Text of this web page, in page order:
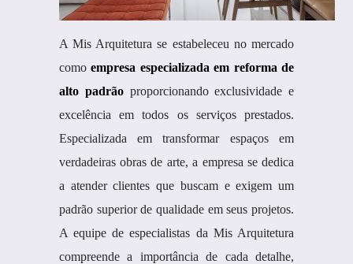
A Mis Arquitetura se estabeleceu no mercado
comoempresa especializada em reforma de
alto padrãoproporcionando exclusividade e
excelência em todos os serviços prestados.
Especializada em transformar espaços em
verdadeiras obras de arte, a empresa se dedica
a atender clientes que buscam e exigem um
padrão superior de qualidade em seus projetos.
A equipe de especialistas da Mis Arquitetura
compreende a importância de cada detalhe,